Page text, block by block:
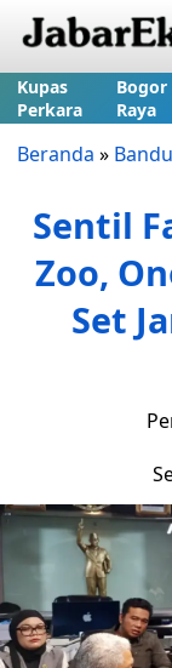
Kupas
Perkara
Bogor
Raya
Beranda »
Sentil
Zoo,
Set